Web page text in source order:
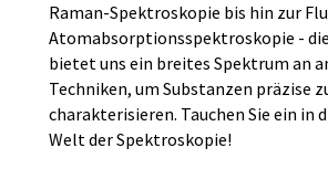
Raman-Spektroskopie bis hin zur
Atomabsorptionsspektroskopie -
bietet uns ein breites Spektrum an
Techniken, um Substanzen präzise
charakterisieren. Tauchen Sie ein in
Welt der Spektroskopie!